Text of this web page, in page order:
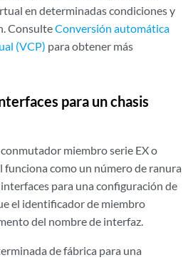
en determinadas condiciones y
ConsulteConversión automática
(VCP) para obtener más
para un chasis
miembro serie EX o
funciona como un número de ranura
para una configuración de
el identificador de miembro
del nombre de interfaz.
de fábrica para una